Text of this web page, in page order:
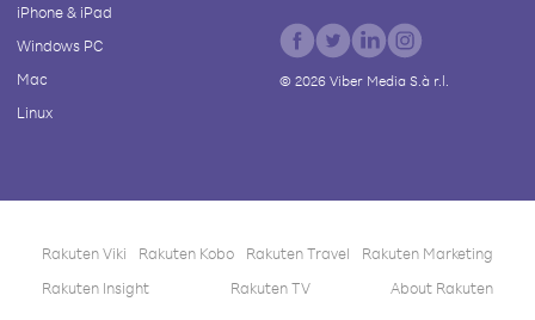
iPhone & iPad
Windows PC
Mac
Linux
© 2026Viber Media S.à r.l.
Rakuten Viki Rakuten Kobo Rakuten Travel
Rakuten Marketing
Rakuten Insight
Rakuten TV About Rakuten